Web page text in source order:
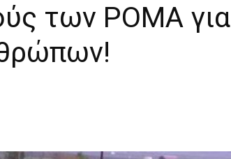
των ΡΟΜΑ για